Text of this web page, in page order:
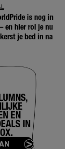
is nog in
en hier rol je nu
je bed in na
EN
IN